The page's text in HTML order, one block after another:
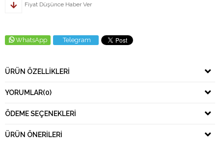
Fiyat Düşünce Haber Ver
WhatsApp Telegram
ÜRÜN ÖZELLIKLERI
YORUMLAR(0)
ÖDEME SEÇENEKLERI
ÜRÜN ÖNERILERI